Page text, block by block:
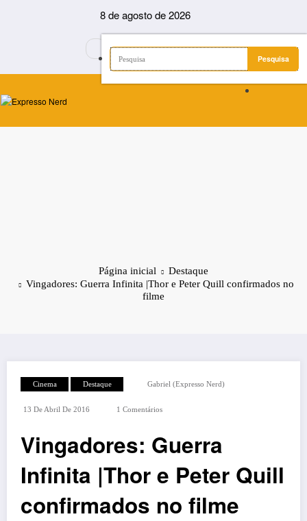
8 de agosto de 2026
Página inicial
Destaque
Vingadores: Guerra Infinita |Thor e Peter Quill confirmados no
filme
Cinema Destaque Gabriel (Expresso Nerd)
13 De Abril De 2016 1 Comentários
Vingadores: Guerra
Infinita |Thor e Peter Quill
confirmados no filme